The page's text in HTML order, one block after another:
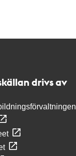
drivs av